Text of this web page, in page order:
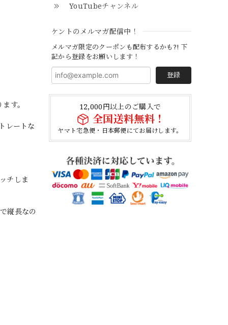
YouTubeチャンネル
ケントのメルマガ配信中！
メルマガ限定のクーポンも配布するかも?! 下
記から登録をお願いします！
登録
12,000円以上のご購入で
全国送料無料！
ヤマト宅急便・日本郵便にてお届けします。
す。
レートな
チしま
縦長なの